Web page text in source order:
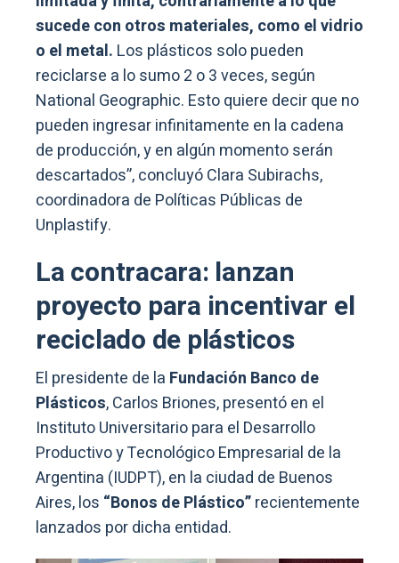
sucede con otros materiales, como el vidrio
o el metal. Los plásticos solo pueden
reciclarse a lo sumo 2 o 3 veces, según
National Geographic. Esto quiere decir que no
pueden ingresar infinitamente en la cadena
de producción, y en algún momento serán
descartados”, concluyó Clara Subirachs,
coordinadora de Políticas Públicas de
Unplastify.
La contracara: lanzan
proyecto para incentivar el
reciclado de plásticos
El presidente de la Fundación Banco de
Plásticos, Carlos Briones, presentó en el
Instituto Universitario para el Desarrollo
Productivo y Tecnológico Empresarial de la
Argentina (IUDPT), en la ciudad de Buenos
Aires, los “Bonos de Plástico”recientemente
lanzados por dicha entidad.